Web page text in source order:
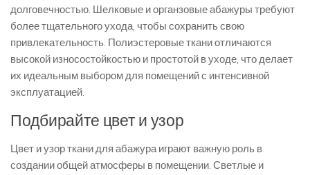
долговечностью. Шелковые и органзовые абажуры требуют
более тщательного ухода, чтобы сохранить свою
привлекательность. Полиэстеровые ткани отличаются
высокой износостойкостью и простотой в уходе, что делает
их идеальным выбором для помещений с интенсивной
эксплуатацией.
Подбирайте цвет и узор
Цвет и узор ткани для абажура играют важную роль в
создании общей атмосферы в помещении. Светлые и